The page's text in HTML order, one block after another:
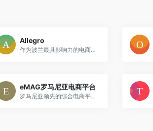
Allegro
作为波兰最具影响力的电商平台，为卖家提供了强大的市场覆盖、丰富的推广工具以及便捷的运营支持，成为进入欧洲中东欧市场的黄金通道。
eMAG罗马尼亚电商平台
罗马尼亚领先的综合电商平台，涵盖电子产品、家电、时尚、日用品等多品类。为跨境电商和外贸卖家提供巨大客户流量和便捷入驻机会，助力品牌快速进入东欧市场。